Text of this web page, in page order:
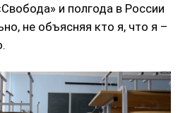
и полгода в России
не объясняя кто я, что я –